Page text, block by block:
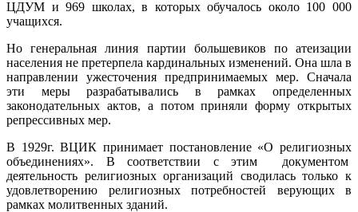
ЦДУМ и 969 школах, в которых обучалось около 100 000
учащихся.
Но генеральная линия партии большевиков по атеизации
населения не претерпела кардинальных изменений. Она шла в
направлении ужесточения предпринимаемых мер. Сначала
эти меры разрабатывались в рамках определенных
законодательных актов, а потом приняли форму открытых
репрессивных мер.
В 1929г. ВЦИК принимает постановление «О религиозных
объединениях». В соответствии с этим документом
деятельность религиозных организаций сводилась только к
удовлетворению религиозных потребностей верующих в
рамках молитвенных зданий.